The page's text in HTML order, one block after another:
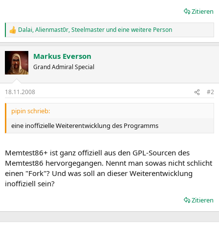
Zitieren
R
e
i
e
n
Dalai,Alienmast0r,Steelmaster und eine weitere Person
Markus Everson
Grand Admiral Special
18.11.2008 #2
pipin schrieb:
eine inoffizielle Weiterentwicklung des Programms
Memtest86+ ist ganz offiziell aus den GPL-Sourcen des
Memtest86 hervorgegangen. Nennt man sowas nicht schlicht
einen "Fork"? Und was soll an dieser Weiterentwicklung
inoffiziell sein?
Zitieren